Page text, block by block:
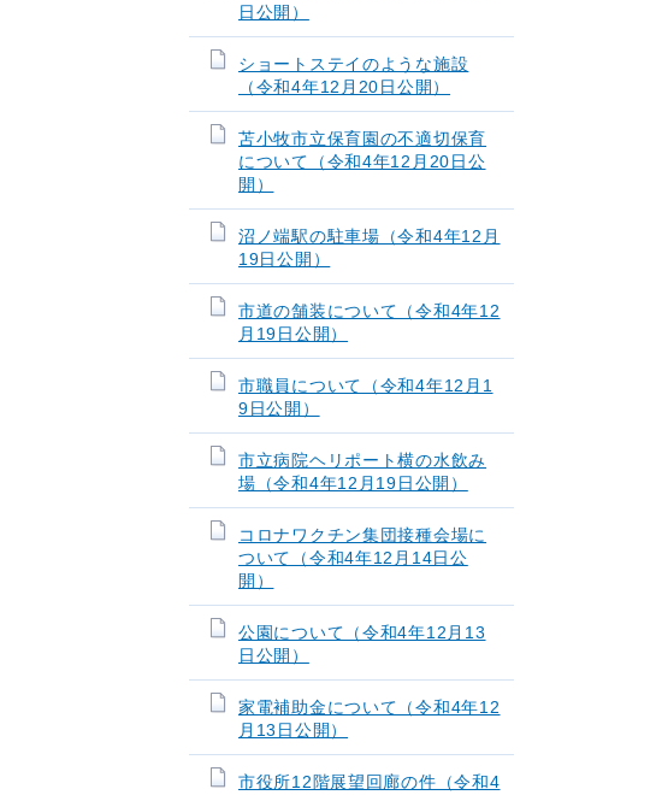
日公開）
ショートステイのような施設
（令和4年12月20日公開）
苫小牧市立保育園の不適切保育
について（令和4年12月20日公
開）
沼ノ端駅の駐車場（令和4年12月
19日公開）
市道の舗装について（令和4年12
月19日公開）
市職員について（令和4年12月1
9日公開）
市立病院ヘリポート横の水飲み
場（令和4年12月19日公開）
コロナワクチン集団接種会場に
ついて（令和4年12月14日公
開）
公園について（令和4年12月13
日公開）
家電補助金について（令和4年12
月13日公開）
市役所12階展望回廊の件（令和4